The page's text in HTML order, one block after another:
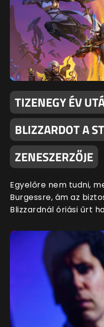
TIZENEGY ÉV
BLIZZARDOT A
ZENESZERZŐJE
Egyelőre nem tudni,
Burgessre, ám az
Blizzardnál óriási űrt